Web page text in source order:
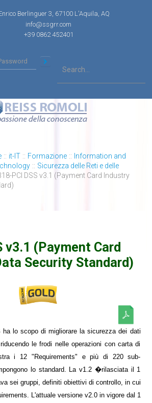
Berlinguer 3, 67100 L'Aquila, AQ
info@ssgrr.com
+39 0862 452401
:: it-IT :: Formazione :: Information and
:: Sicurezza delle Reti e delle
PCI DSS v3.1 (Payment Card Industry
v3.1 (Payment Card
Security Standard)
ha lo scopo di migliorare la sicurezza dei dati
le frodi nelle operazioni con carta di
i 12 "Requirements" e più di 220 sub-
lo standard. La v1.2 �rilasciata il 1
sei gruppi, definiti obiettivi di controllo, in cui
L'attuale versione v2.0 in vigore dal 1